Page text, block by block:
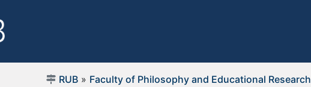
RUB » Faculty of Philosophy and Educational Research